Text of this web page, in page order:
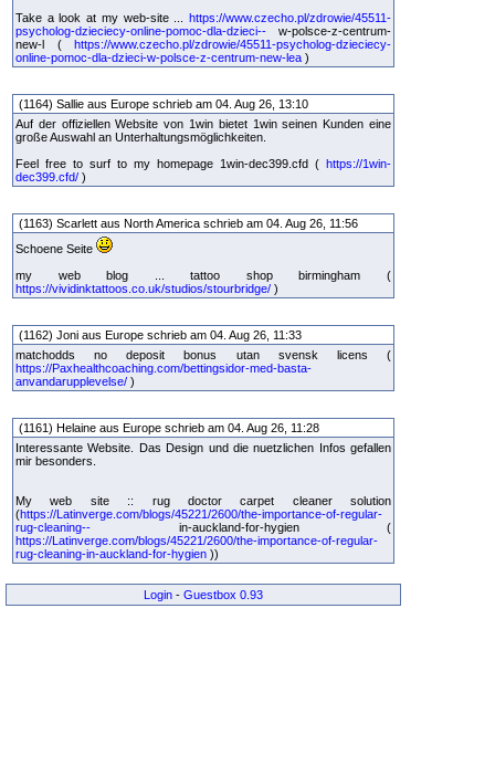
Take a look at my web-site ... https://www.czecho.pl/zdrowie/45511-
psycholog-dzieciecy-online-pomoc-dla-dzieci-- w-polsce-z-centrum-
new-l ( https://www.czecho.pl/zdrowie/45511-psycholog-dzieciecy-
online-pomoc-dla-dzieci-w-polsce-z-centrum-new-lea )
(1164) Sallie aus Europe schrieb am 04. Aug 26, 13:10
Auf der offiziellen Website von 1win bietet 1win seinen Kunden eine
große Auswahl an Unterhaltungsmöglichkeiten.
Feel free to surf to my homepage 1win-dec399.cfd ( https://1win-
dec399.cfd/ )
(1163) Scarlett aus North America schrieb am 04. Aug 26, 11:56
Schoene Seite
my web blog ... tattoo shop birmingham (
https://vividinktattoos.co.uk/studios/stourbridge/ )
(1162) Joni aus Europe schrieb am 04. Aug 26, 11:33
matchodds no deposit bonus utan svensk licens (
https://Paxhealthcoaching.com/bettingsidor-med-basta-
anvandarupplevelse/ )
(1161) Helaine aus Europe schrieb am 04. Aug 26, 11:28
Interessante Website. Das Design und die nuetzlichen Infos gefallen
mir besonders.
My web site :: rug doctor carpet cleaner solution
(https://Latinverge.com/blogs/45221/2600/the-importance-of-regular-
rug-cleaning-- in-auckland-for-hygien (
https://Latinverge.com/blogs/45221/2600/the-importance-of-regular-
rug-cleaning-in-auckland-for-hygien ))
Login - Guestbox 0.93